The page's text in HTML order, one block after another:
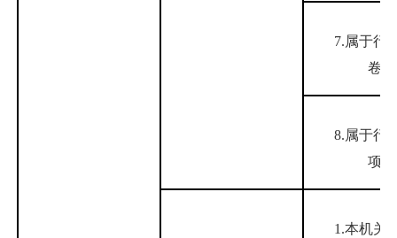
7.属于行政
卷
8.属于行政
项
1.本机关不